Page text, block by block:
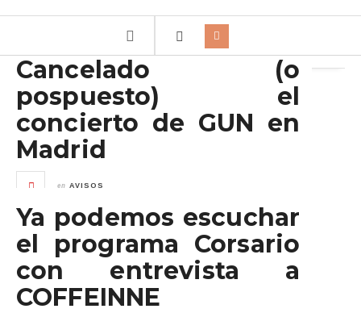
Cancelado (o
pospuesto) el
concierto de GUN en
Madrid
en AVISOS
Ya podemos escuchar
el programa Corsario
con entrevista a
COFFEINNE